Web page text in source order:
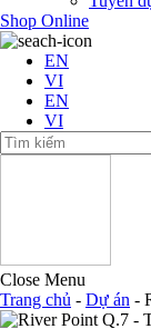
Shop Online
EN
VI
EN
VI
Close Menu
Trang chủ - Dự án -